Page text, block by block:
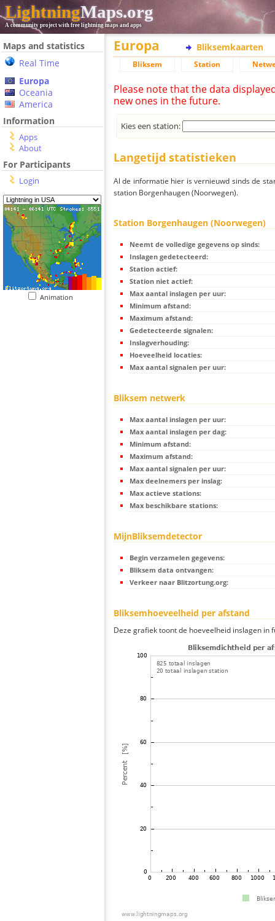
LightningMaps.org
A community project with free lightning maps and apps
Maps and statistics
Real Time
Europa
Oceania
America
Information
Apps
About
For Participants
Login
Animation
Europa Bliksemkaarten
Bliksem Station
Please note that the data
new ones in the future.
Kies een station:
Langetijd statistieken
Al de informatie hier is vernieuwd sinds de
station Borgenhaugen (Noorwegen).
Station Borgenhaugen (Noorwegen)
Neemt de volledige gegevens op sinds:
Inslagen gedetecteerd:
Station actief:
Station niet actief:
Max aantal inslagen per uur:
Minimum afstand:
Maximum afstand:
Gedetecteerde signalen:
Inslagverhouding:
Hoeveelheid locaties:
Max aantal signalen per uur:
Bliksem netwerk
Max aantal inslagen per uur:
Max aantal inslagen per dag:
Minimum afstand:
Maximum afstand:
Max aantal signalen per uur:
Max deelnemers per inslag:
Max actieve stations:
Max beschikbare stations:
MijnBliksemdetector
Begin verzamelen gegevens:
Bliksem data ontvangen:
Verkeer naar Blitzortung.org:
Bliksemhoeveelheid per afstand
Deze grafiek toont de hoeveelheid inslagen in